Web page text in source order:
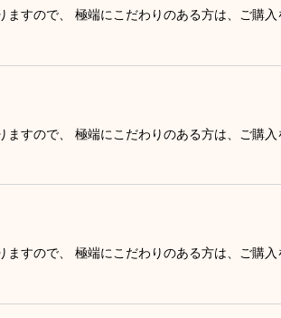
すので、 極端にこだわりのある方は、ご購
すので、 極端にこだわりのある方は、ご購
すので、 極端にこだわりのある方は、ご購